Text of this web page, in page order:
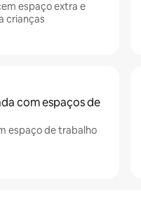
espaço extra e
crianças
com espaços de
espaço de trabalho